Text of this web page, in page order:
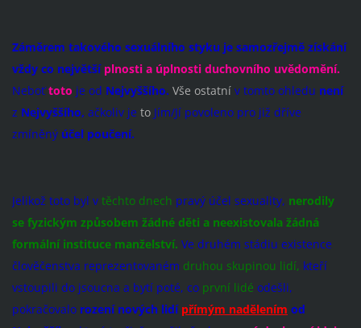
Záměrem takového sexuálního styku je samozřejmě získání
vždy co největší plnosti a úplnosti duchovního uvědomění.
Neboťtoto je od Nejvyššího. Vše ostatní v tomto ohledu není
z Nejvyššího, ačkoliv je toJím/Jí povoleno pro již dříve
zmíněný účel poučení.
Jelikož toto byl vtěchto dnech pravý účel sexuality, nerodily
se fyzickým způsobem žádné děti a neexistovala žádná
formální instituce manželství. Ve druhém stádiu existence
člověčenstva reprezentovaném druhou skupinou lidí, kteří
vstoupili do jsoucna a bytí poté, co první lidé odešli,
pokračovalo rození nových lidí přímým nadělením od